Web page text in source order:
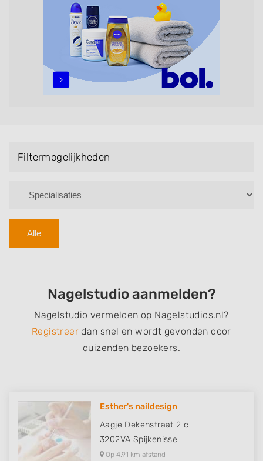
zoekresultaten filteren met behulp van de
specialisatie filter en u vindt zoekresultaten in iedere
wijk (noord, oost, zuid, west en het centrum) van
Filtermogelijkheden
Alle
Nagelstudio aanmelden?
Nagelstudio vermelden op Nagelstudios.nl?
Registreer dan snel en wordt gevonden door
duizenden bezoekers.
Esther's naildesign
Aagje Dekenstraat 2 c
3202VA Spijkenisse
Op 4,91 km afstand